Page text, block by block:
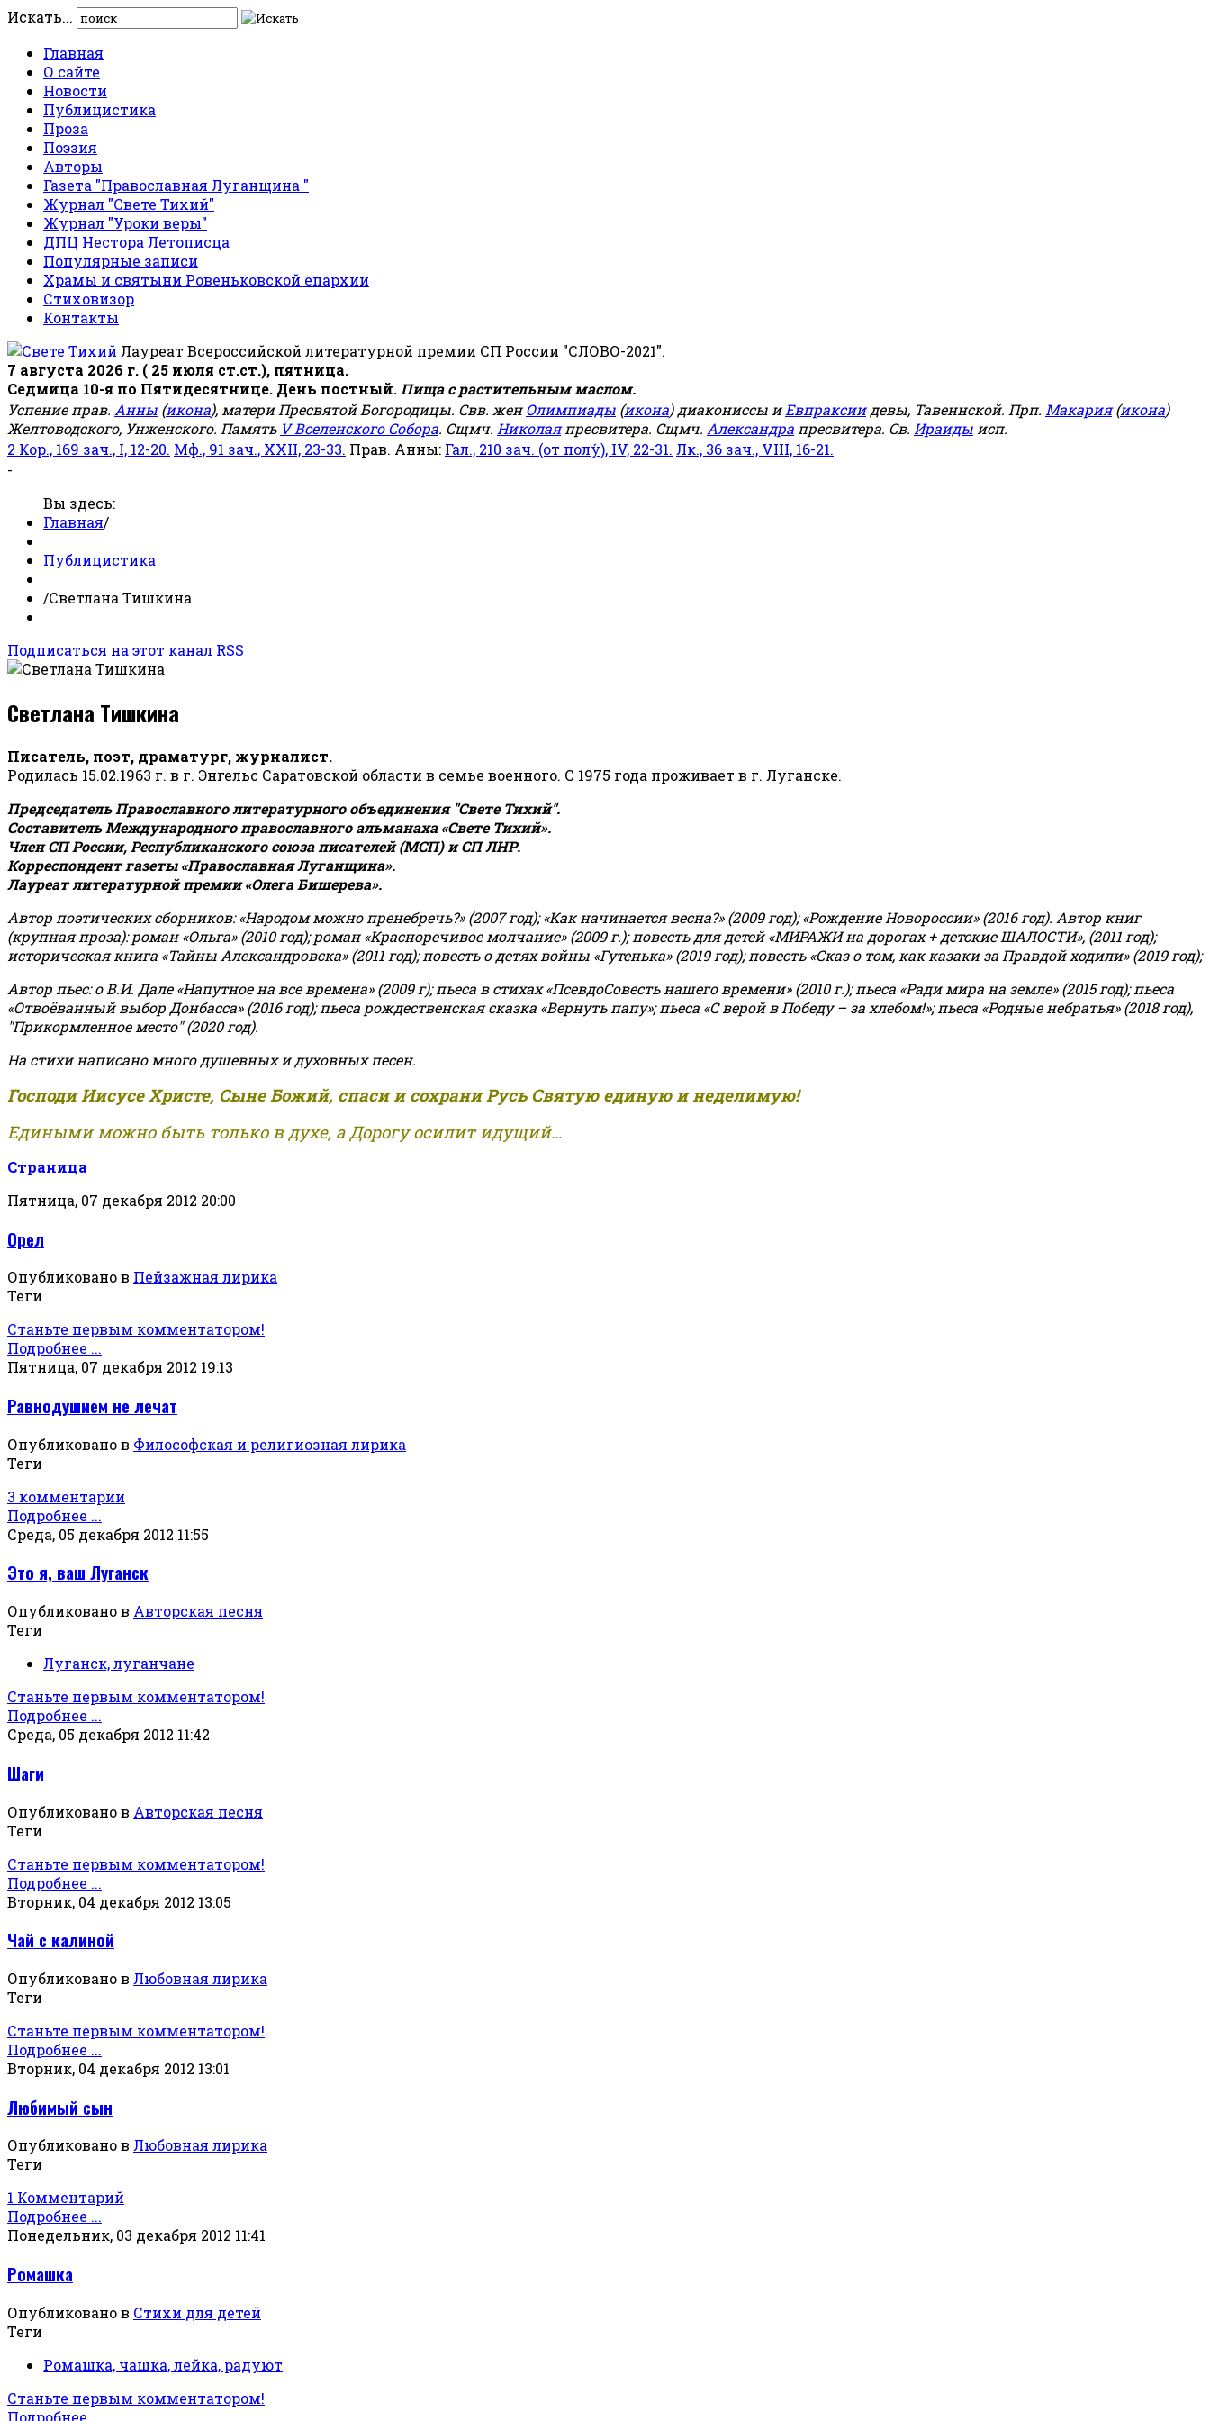
Искать...
Главная
О сайте
Новости
Публицистика
Проза
Поэзия
Авторы
Газета "Православная Луганщина "
Журнал "Свете Тихий"
Журнал "Уроки веры"
ДПЦ Нестора Летописца
Популярные записи
Храмы и святыни Ровеньковской епархии
Стиховизор
Контакты
Лауреат Всероссийской литературной премии СП России "СЛОВО-2021".
7 августа 2026 г. ( 25 июля ст.ст.), пятница.
Седмица 10-я по Пятидесятнице. День постный. Пища с растительным маслом.
Успение прав. Анны (икона), матери Пресвятой Богородицы. Свв. женОлимпиады (икона) диакониссы иЕвпраксиидевы, Тавеннской. Прп. Макария(икона)
Желтоводского, Унженского. Память V Вселенского Собора. Сщмч. Николаяпресвитера. Сщмч. Александра пресвитера. Св. Ираиды исп.
2 Кор., 169 зач., I, 12-20. Мф., 91 зач., XXII, 23-33. Прав. Анны: Гал., 210 зач. (от полу́), IV, 22-31. Лк., 36 зач., VIII, 16-21.
-
Вы здесь:
Главная/
Публицистика
/Светлана Тишкина
Подписаться на этот канал RSS
Светлана Тишкина
Писатель, поэт, драматург, журналист.
Родилась 15.02.1963 г. в г. Энгельс Саратовской области в семье военного. С 1975 года проживает в г. Луганске.
Председатель Православного литературного объединения "Свете Тихий".
Составитель Международного православного альманаха «Свете Тихий».
Член СП России, Республиканского союза писателей (МСП) и СП ЛНР.
Корреспондент газеты «Православная Луганщина».
Лауреат литературной премии «Олега Бишерева».
Автор поэтических сборников: «Народом можно пренебречь?» (2007 год); «Как начинается весна?» (2009 год); «Рождение Новороссии» (2016 год). Автор книг
(крупная проза): роман «Ольга» (2010 год); роман «Красноречивое молчание» (2009 г.); повесть для детей «МИРАЖИ на дорогах + детские ШАЛОСТИ», (2011 год);
историческая книга «Тайны Александровска» (2011 год); повесть о детях войны «Гутенька» (2019 год); повесть «Сказ о том, как казаки за Правдой ходили» (2019 год);
Автор пьес: о В.И. Дале «Напутное на все времена» (2009 г); пьеса в стихах «ПсевдоСовесть нашего времени» (2010 г.); пьеса «Ради мира на земле» (2015 год); пьеса
«Отвоёванный выбор Донбасса» (2016 год); пьеса рождественская сказка «Вернуть папу»; пьеса «С верой в Победу – за хлебом!»;пьеса «Родные небратья» (2018 год),
"Прикормленное место" (2020 год).
На стихи написано много душевных и духовных песен.
Господи Иисусе Христе, Сыне Божий, спаси и сохрани Русь Святую единую и неделимую!
Едиными можно быть только в духе, а Дорогу осилит идущий...
Страница
Пятница, 07 декабря 2012 20:00
Орел
Опубликовано в Пейзажная лирика
Теги
Станьте первым комментатором!
Подробнее ...
Пятница, 07 декабря 2012 19:13
Равнодушием не лечат
Опубликовано в Философская и религиозная лирика
Теги
3 комментарии
Подробнее ...
Среда, 05 декабря 2012 11:55
Это я, ваш Луганск
Опубликовано в Авторская песня
Теги
Луганск, луганчане
Станьте первым комментатором!
Подробнее ...
Среда, 05 декабря 2012 11:42
Шаги
Опубликовано в Авторская песня
Теги
Станьте первым комментатором!
Подробнее ...
Вторник, 04 декабря 2012 13:05
Чай с калиной
Опубликовано в Любовная лирика
Теги
Станьте первым комментатором!
Подробнее ...
Вторник, 04 декабря 2012 13:01
Любимый сын
Опубликовано в Любовная лирика
Теги
1 Комментарий
Подробнее ...
Понедельник, 03 декабря 2012 11:41
Ромашка
Опубликовано в Стихи для детей
Теги
Ромашка, чашка, лейка, радуют
Станьте первым комментатором!
Подробнее ...